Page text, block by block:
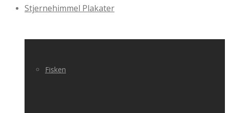
Stjernehimmel Plakater
Fisken